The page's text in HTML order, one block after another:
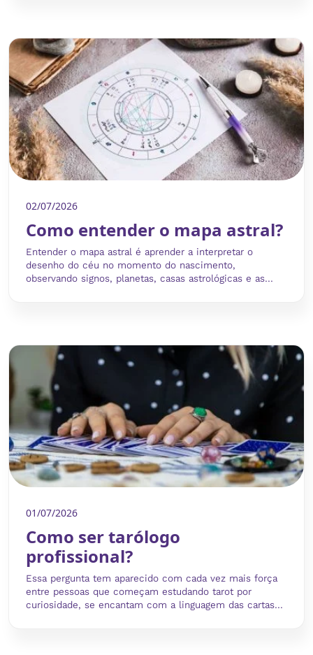
02/07/2026
Como entender o mapa astral?
Entender o mapa astral é aprender a interpretar o
desenho do céu no momento do nascimento,
observando signos, planetas, casas astrológicas e as...
01/07/2026
Como ser tarólogo
profissional?
Essa pergunta tem aparecido com cada vez mais força
entre pessoas que começam estudando tarot por
curiosidade, se encantam com a linguagem das cartas...